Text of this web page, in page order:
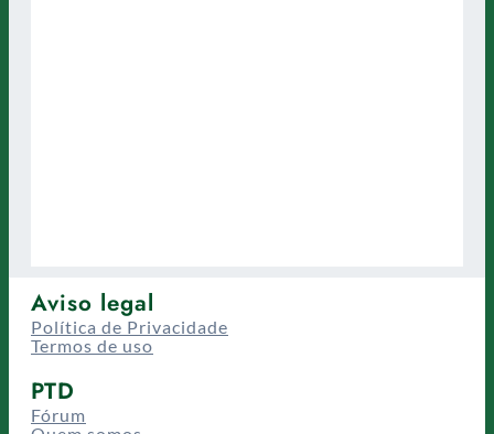
Aviso legal
Política de Privacidade
Termos de uso
PTD
Fórum